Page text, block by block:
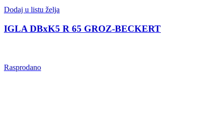
Dodaj u listu želja
IGLA DBxK5 R 65 GROZ-BECKERT
Rasprodano